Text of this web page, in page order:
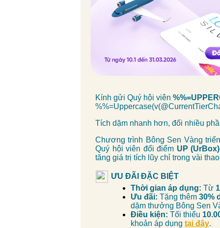
Kính gửi Quý hội viên
Tích dặm nhanh hơn, đổi nhiều
Chương trình Bông Sen Vàng
Quý hội viên đổi điểm UP
tăng giá trị tích lũy chỉ trong vài
ƯU ĐÃI ĐẶC BIỆT
Thời gian áp dụng: Từ
Ưu đãi: Tặng thêm 30%
dặm thưởng Bông Sen
Điều kiện: Tối thiểu
khoản áp dụng tại đây.